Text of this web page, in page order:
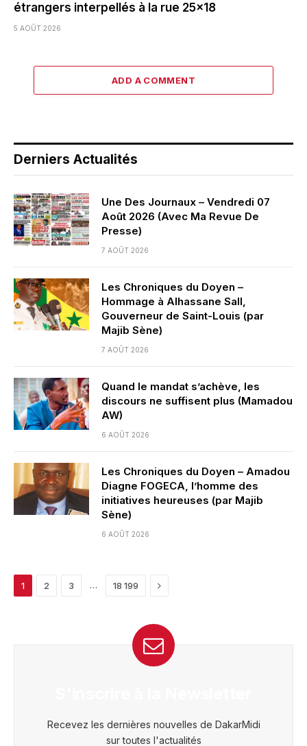
étrangers interpellés à la rue 25×18
5 AOÛT 2026
ADD A COMMENT
Derniers Actualités
Une Des Journaux – Vendredi 07
Août 2026 (Avec Ma Revue De
Presse)
7 AOÛT 2026
Les Chroniques du Doyen –
Hommage à Alhassane Sall,
Gouverneur de Saint-Louis (par
Majib Sène)
7 AOÛT 2026
Quand le mandat s’achève, les
discours ne suffisent plus (Mamadou
AW)
6 AOÛT 2026
Les Chroniques du Doyen – Amadou
Diagne FOGECA, l’homme des
initiatives heureuses (par Majib
Sène)
6 AOÛT 2026
1 2 3 … 18 199 Next
Recevez les dernières nouvelles de DakarMidi
sur toutes l'actualités